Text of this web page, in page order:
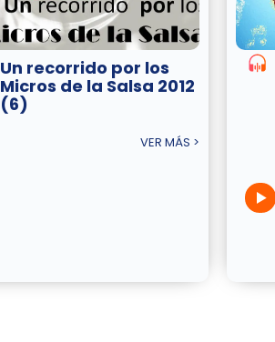
Un recorrido por los
Micros de la Salsa 2012
(6)
VER MÁS >